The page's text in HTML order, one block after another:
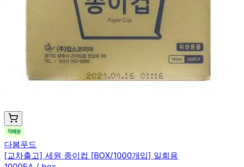
다봄푸드
[교차출고] 세원 종이컵 [BOX/1000개입] 일회용